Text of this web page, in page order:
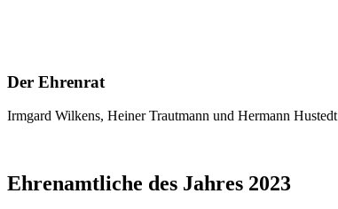
Der Ehrenrat
Irmgard Wilkens, Heiner Trautmann und Hermann Hustedt
Ehrenamtliche des Jahres 2023